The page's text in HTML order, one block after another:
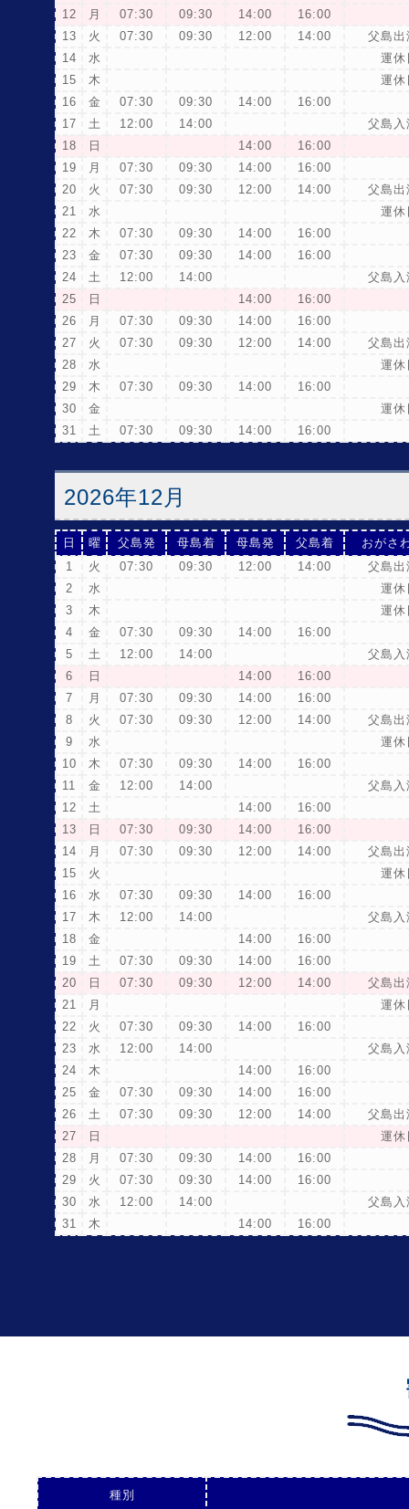
12 月 07:30 09:30 14:00
16:00
13
火 07:30 09:30 12:00 14:00
父島出
14
水
運休
15
木
運休
16
金 07:30 09:30 14:00
16:00
17
土 12:00 14:00
父島入
18
日 14:00
16:00
19
月 07:30 09:30 14:00
16:00
20
火 07:30 09:30 12:00 14:00
父島出
21
水
運休
22
木 07:30 09:30 14:00
16:00
23
金 07:30 09:30 14:00
16:00
24
土 12:00 14:00
父島入
25
日 14:00
16:00
26
月 07:30 09:30 14:00
16:00
27
火 07:30 09:30 12:00 14:00
父島出
28
水
運休
29
木 07:30 09:30 14:00
16:00
30
金
運休
31
土 07:30 09:30 14:00 16:00
2026年12月
日 曜 父島発 母島着 母島発 父島着
おがさ
1
火 07:30 09:30 12:00 14:00
父島出
2
水
運休
3
木
運休
4
金 07:30 09:30 14:00
16:00
5
土 12:00 14:00
父島入
6
日 14:00
16:00
7
月 07:30 09:30 14:00
16:00
8
火 07:30 09:30 12:00 14:00
父島出
9
水
運休
10
木 07:30 09:30 14:00
16:00
11
金 12:00 14:00
父島入
12
土 14:00
16:00
13
日 07:30 09:30 14:00
16:00
14
月 07:30 09:30 12:00 14:00
父島出
15
火
運休
16
水 07:30 09:30 14:00
16:00
17
木 12:00 14:00
父島入
18
金 14:00
16:00
19
土 07:30 09:30 14:00
16:00
20
日 07:30 09:30 12:00 14:00
父島出
21
月
運休
22
火 07:30 09:30 14:00
16:00
23
水 12:00 14:00
父島入
24
木 14:00
16:00
25
金 07:30 09:30 14:00
16:00
26
土 07:30 09:30 12:00 14:00
父島出
27
日
運休
28
月 07:30 09:30 14:00
16:00
29
火 07:30 09:30 14:00
16:00
30
水 12:00 14:00
父島入
31
木 14:00 16:00
種別